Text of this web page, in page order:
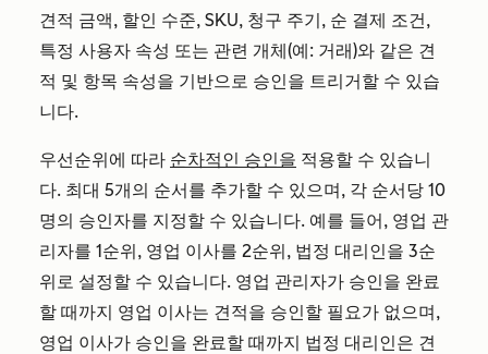
견적 금액, 할인 수준, SKU, 청구 주기, 순 결제 조건,
특정 사용자 속성 또는 관련 개체(예: 거래)와 같은 견
적 및 항목 속성을 기반으로 승인을 트리거할 수 있습
니다.
우선순위에 따라 순차적인 승인을 적용할 수 있습니
다. 최대 5개의 순서를 추가할 수 있으며, 각 순서당 10
명의 승인자를 지정할 수 있습니다. 예를 들어, 영업 관
리자를 1순위, 영업 이사를 2순위, 법정 대리인을 3순
위로 설정할 수 있습니다. 영업 관리자가 승인을 완료
할 때까지 영업 이사는 견적을 승인할 필요가 없으며,
영업 이사가 승인을 완료할 때까지 법정 대리인은 견